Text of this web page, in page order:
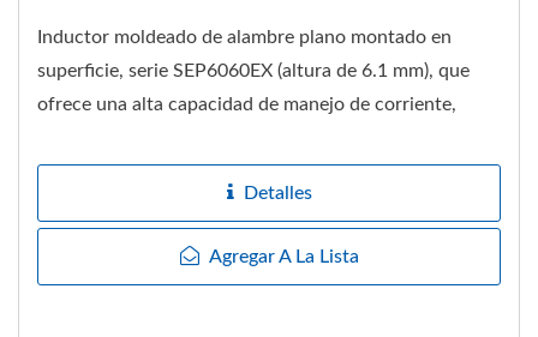
Inductor moldeado de alambre plano montado en
superficie, serie SEP6060EX (altura de 6.1 mm), que
ofrece una alta capacidad de manejo de corriente,
Detalles
Agregar A La Lista